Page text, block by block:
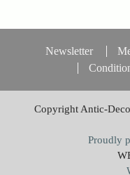
Newsletter
Copyright Antic-
Proudly